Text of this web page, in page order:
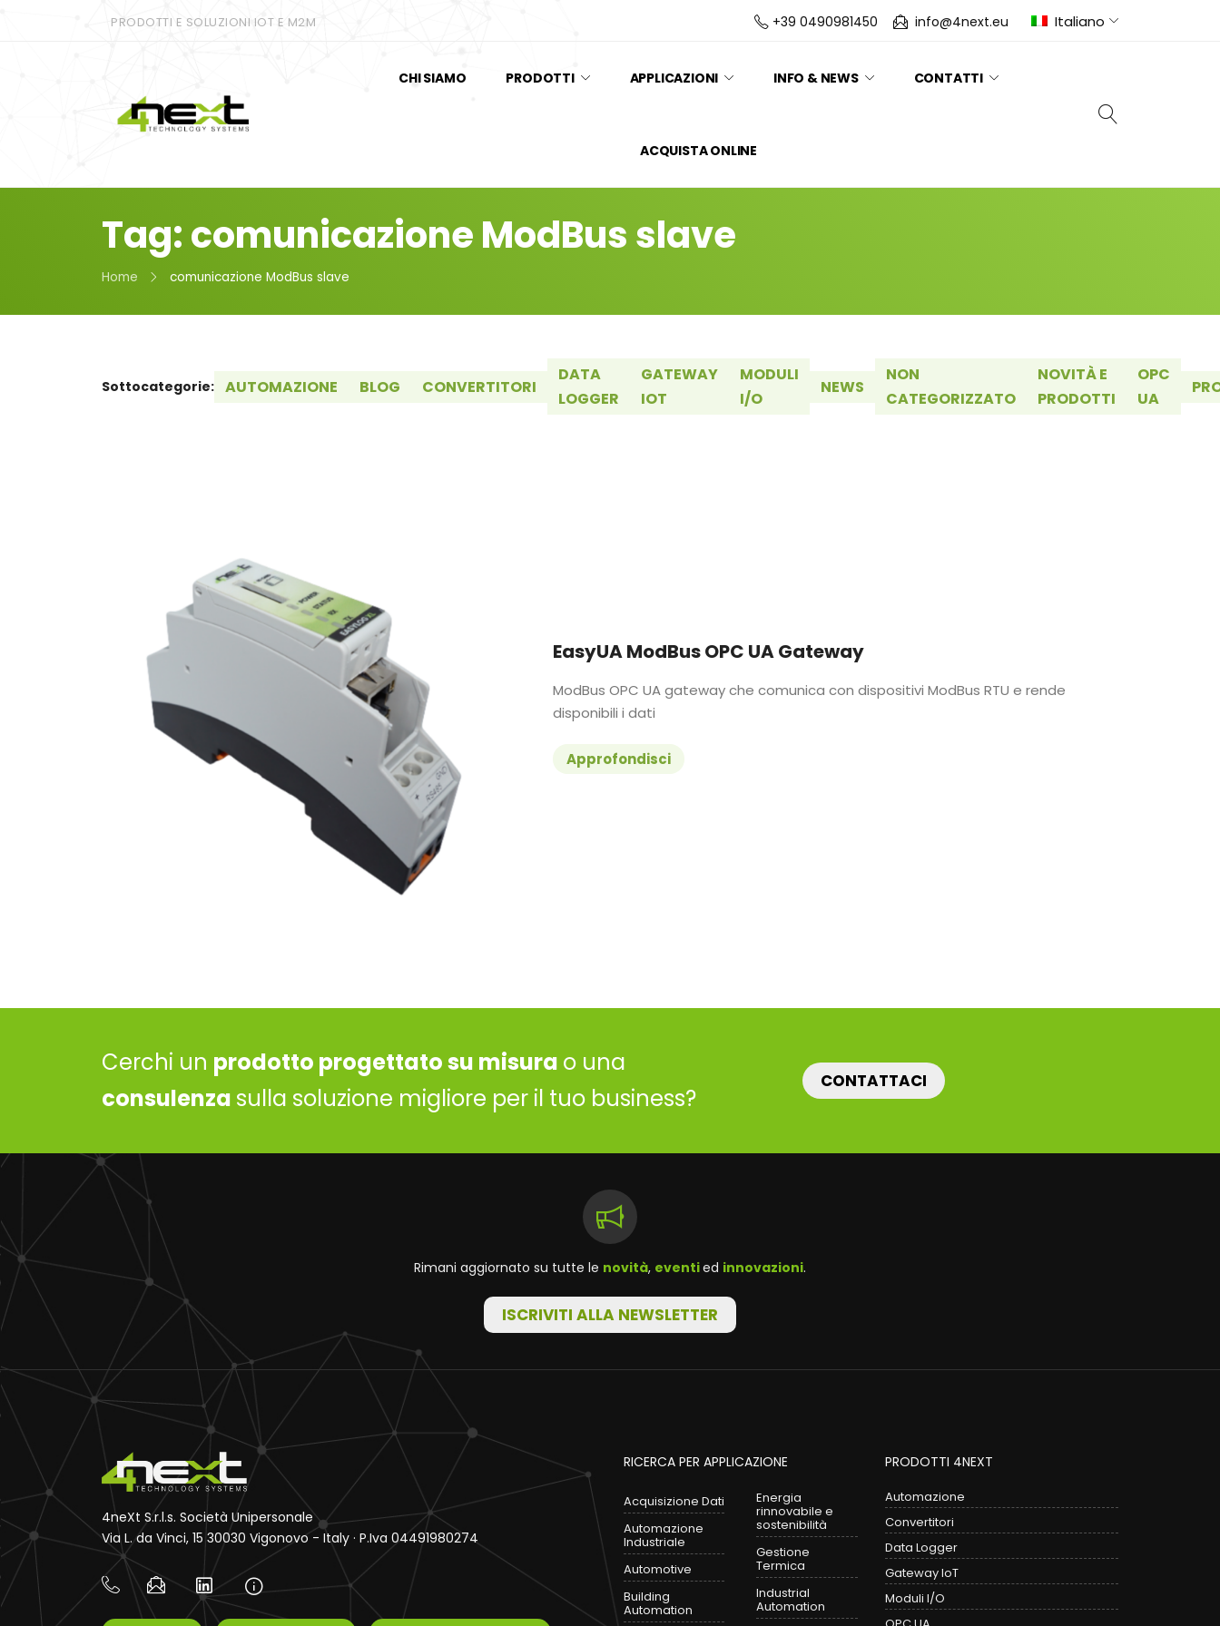
PRODOTTI E SOLUZIONI IOT E M2M +39 0490981450 info@4next.eu Italiano
CHI SIAMO PRODOTTI APPLICAZIONI INFO & NEWS CONTATTI
ACQUISTA ONLINE
Tag: comunicazione ModBus slave
Home comunicazione ModBus slave
Sottocategorie: AUTOMAZIONE BLOG CONVERTITORI
DATA
LOGGER
GATEWAY
IOT
MODULI
I/O
NEWS
NON
CATEGORIZZATO
NOVITÀ E
PRODOTTI
OPC
UA
EasyUA ModBus OPC UA Gateway
ModBus OPC UA gateway che comunica con dispositivi ModBus RTU e rende
disponibili i dati
Approfondisci
Cerchi un prodotto progettato su misura o una
consulenza sulla soluzione migliore per il tuo business?
CONTATTACI
Rimani aggiornato su tutte le novità, eventied innovazioni.
ISCRIVITI ALLA NEWSLETTER
4neXt S.r.l.s. Società Unipersonale
Via L. da Vinci, 15 30030 Vigonovo - Italy · P.Iva 04491980274
RICERCA PER APPLICAZIONE
Acquisizione Dati
Automazione
Industriale
Automotive
Building
Automation
Energia
rinnovabile e
sostenibilità
Gestione
Termica
Industrial
Automation
PRODOTTI 4NEXT
Automazione
Convertitori
Data Logger
Gateway IoT
Moduli I/O